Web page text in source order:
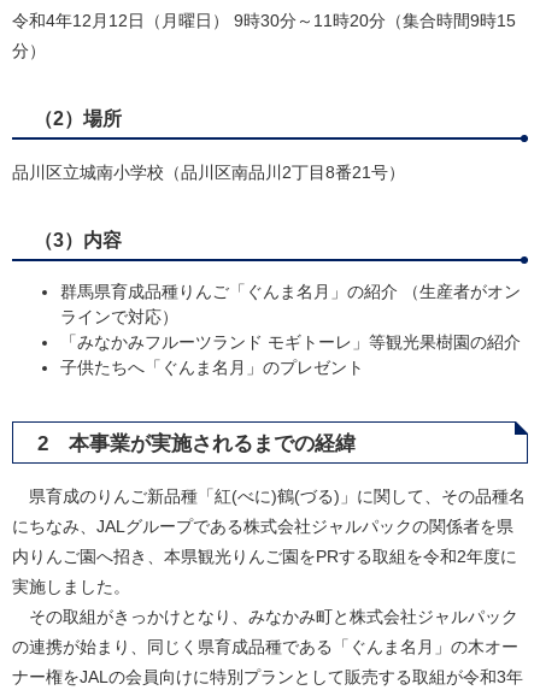
令和4年12月12日（月曜日） 9時30分～11時20分（集合時間9時15
分）
（2）場所
品川区立城南小学校（品川区南品川2丁目8番21号）
（3）内容
群馬県育成品種りんご「ぐんま名月」の紹介 （生産者がオン
ラインで対応）
「みなかみフルーツランド モギトーレ」等観光果樹園の紹介
子供たちへ「ぐんま名月」のプレゼント
2 本事業が実施されるまでの経緯
県育成のりんご新品種「紅(べに)鶴(づる)」に関して、その品種名
にちなみ、JALグループである株式会社ジャルパックの関係者を県
内りんご園へ招き、本県観光りんご園をPRする取組を令和2年度に
実施しました。
その取組がきっかけとなり、みなかみ町と株式会社ジャルパック
の連携が始まり、同じく県育成品種である「ぐんま名月」の木オー
ナー権をJALの会員向けに特別プランとして販売する取組が令和3年